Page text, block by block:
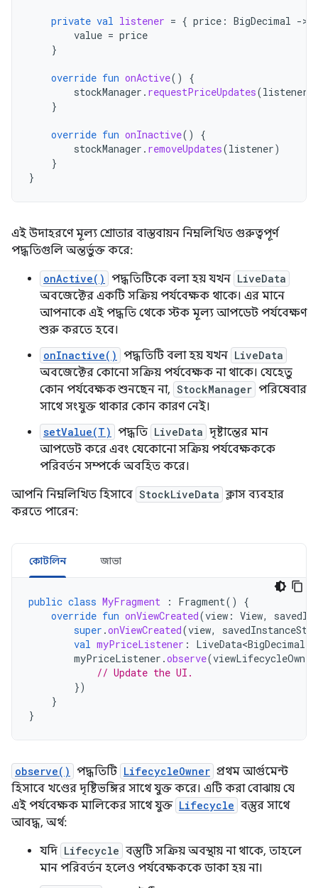
private val listener = { price : BigDecimal -
value = price
}
override fun onActive()
{
stockManager . requestPriceUpdates(listener
}
override fun onInactive()
{
stockManager . removeUpdates(listener)
}
}
এই উদাহরণে মূল্য শ্রোতার বাস্তবায়ন নিম্নলিখিত গুরুত্বপূর্ণ
পদ্ধতিগুলি অন্তর্ভুক্ত করে:
onActive() পদ্ধতিটিকে বলা হয় যখন LiveData
অবজেক্টের একটি সক্রিয় পর্যবেক্ষক থাকে। এর মানে
আপনাকে এই পদ্ধতি থেকে স্টক মূল্য আপডেট পর্যবেক্ষণ
শুরু করতে হবে।
onInactive() পদ্ধতিটি বলা হয় যখন LiveData
অবজেক্টের কোনো সক্রিয় পর্যবেক্ষক না থাকে। যেহেতু
কোন পর্যবেক্ষক শুনছেন না, StockManager পরিষেবার
সাথে সংযুক্ত থাকার কোন কারণ নেই।
setValue(T) পদ্ধতি LiveData দৃষ্টান্তের মান
আপডেট করে এবং যেকোনো সক্রিয় পর্যবেক্ষককে
পরিবর্তন সম্পর্কে অবহিত করে।
আপনি নিম্নলিখিত হিসাবে StockLiveData ক্লাস ব্যবহার
করতে পারেন:
কোটলিন জাভা
public class MyFragment : Fragment()
{
override fun onViewCreated(view : View,
super .onViewCreated(view,
val myPriceListener : LiveData<BigDecimal>
myPriceListener .observe(viewLifecycleOwner
// Update the UI.
})
}
}
observe() পদ্ধতিটি LifecycleOwner প্রথম আর্গুমেন্ট
হিসাবে খণ্ডের দৃষ্টিভঙ্গির সাথে যুক্ত করে। এটি করা বোঝায় যে
এই পর্যবেক্ষক মালিকের সাথে যুক্ত Lifecycle বস্তুর সাথে
আবদ্ধ, অর্থ:
যদি Lifecycle বস্তুটি সক্রিয় অবস্থায় না থাকে, তাহলে
মান পরিবর্তন হলেও পর্যবেক্ষককে ডাকা হয় না।